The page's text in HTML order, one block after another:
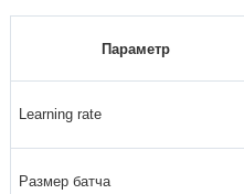
Параметр
Learning rate
Размер батча